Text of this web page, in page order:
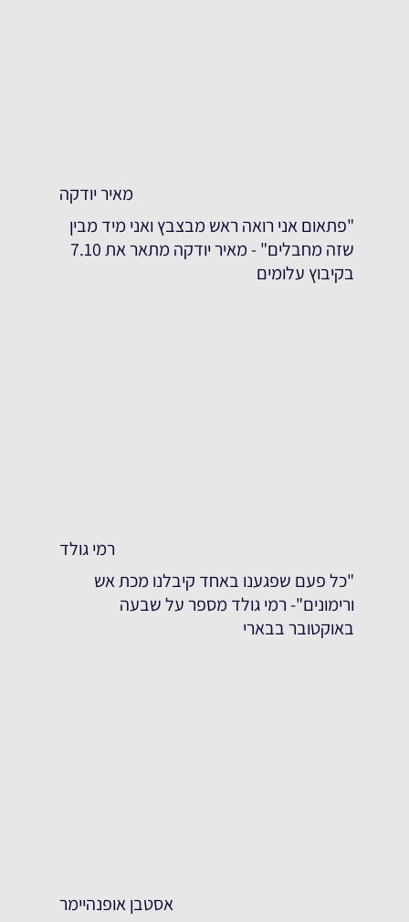
מאיר יודקה
"פתאום אני רואה ראש מבצבץ ואני מיד מבין
שזה מחבלים" - מאיר יודקה מתאר את 7.10
בקיבוץ עלומים
רמי גולד
"כל פעם שפגענו באחד קיבלנו מכת אש
ורימונים"- רמי גולד מספר על שבעה
באוקטובר בבארי
אסטבן אופנהיימר